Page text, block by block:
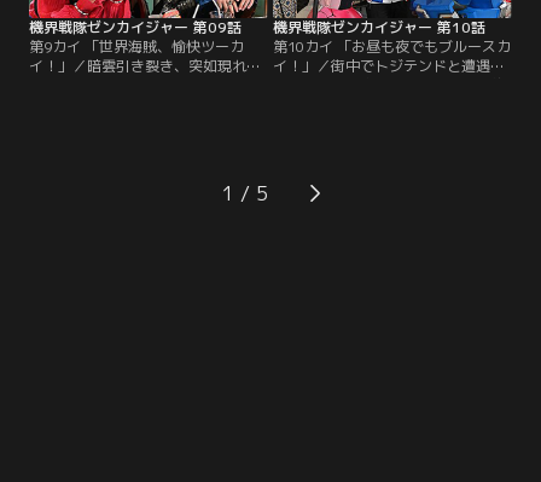
機界戦隊ゼンカイジャー 第09話
第9カイ 「世界海賊、愉快ツーカ
イ！」／暗雲引き裂き、突如現れた
陸！今回彼らが狙うお宝は、宇宙最
高の柏餅。至高のカシワモチ、必ず
機界戦隊ゼンカイジャー 第10話
第10カイ 「お昼も夜でもブルースカ
イ！」／街中でトジテンドと遭遇し
たツーカイ一家ご一行。介人との約
の根城、空飛ぶ戦艦に乗り込んだ。
ゼンカイジャーと界賊一家、微妙～
1